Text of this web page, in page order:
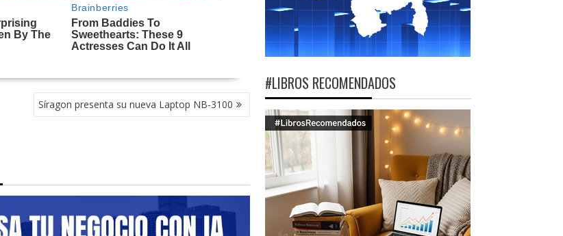
Síragon presenta su nueva Laptop NB-3100
#LIBROS RECOMENDADOS